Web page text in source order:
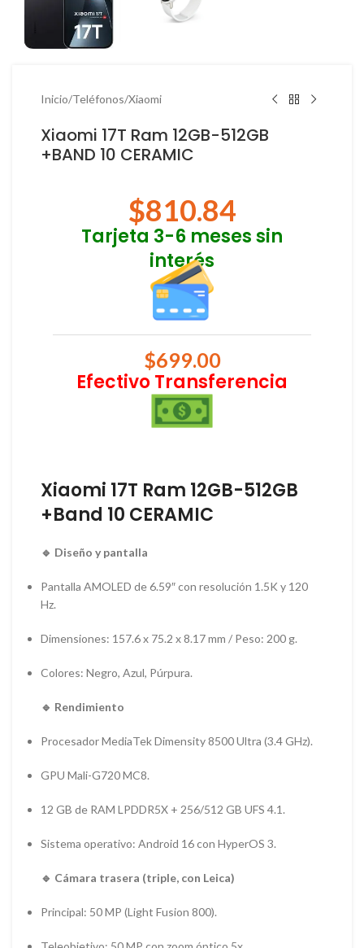
Inicio/Teléfonos/Xiaomi
Xiaomi 17T Ram 12GB-512GB
+BAND 10 CERAMIC
$810.84
Tarjeta 3-6 meses sin
interés
$699.00
Efectivo Transferencia
Xiaomi 17T Ram 12GB-512GB
+Band 10 CERAMIC
🔹 Diseño y pantalla
Pantalla AMOLED de 6.59″ con resolución 1.5K y 120
Hz.
Dimensiones: 157.6 x 75.2 x 8.17 mm / Peso: 200 g.
Colores: Negro, Azul, Púrpura.
🔹 Rendimiento
Procesador MediaTek Dimensity 8500 Ultra (3.4 GHz).
GPU Mali-G720 MC8.
12 GB de RAM LPDDR5X + 256/512 GB UFS 4.1.
Sistema operativo: Android 16 con HyperOS 3.
🔹 Cámara trasera (triple, con Leica)
Principal: 50 MP (Light Fusion 800).